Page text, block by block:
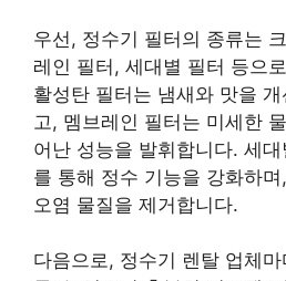
우선, 정수기 필터의 종류는
레인 필터, 세대별 필터 등으
활성탄 필터는 냄새와 맛을
고, 멤브레인 필터는 미세한
어난 성능을 발휘합니다. 세
를 통해 정수 기능을 강화하
오염 물질을 제거합니다.
다음으로, 정수기 렌탈 업체